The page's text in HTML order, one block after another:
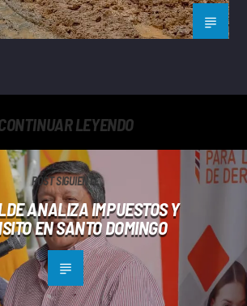
LEYENDO
POST SIGUIENTE
ANALIZA IMPUESTOS Y
EN SANTO DOMINGO